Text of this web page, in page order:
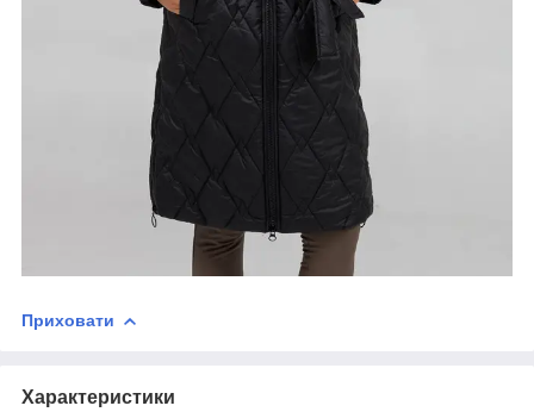
Приховати
Характеристики